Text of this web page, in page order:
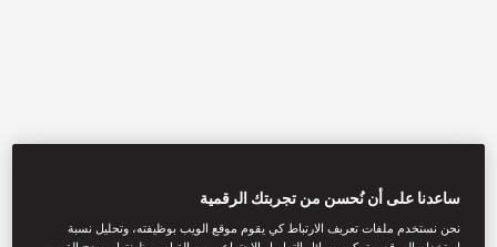
ساعدنا على أن نُحسن من تجربتك الرقمية
نحن نستخدم ملفات تعريف الارتباط كي يقوم موقع الويب بوظيفته، وتحليل نسبة